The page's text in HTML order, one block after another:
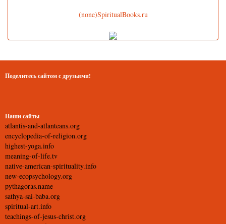
(none)SpiritualBooks.ru
Поделитесь сайтом с друзьями!
Наши сайты
atlantis-and-atlanteans.org
encyclopedia-of-religion.org
highest-yoga.info
meaning-of-life.tv
native-american-spirituality.info
new-ecopsychology.org
pythagoras.name
sathya-sai-baba.org
spiritual-art.info
teachings-of-jesus-christ.org